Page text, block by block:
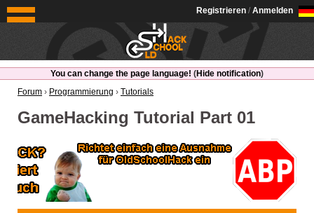
OldSchoolHack
Registrieren / Anmelden
You can change the page language! (Hide notification)
Forum › Programmierung › Tutorials
GameHacking Tutorial Part 01